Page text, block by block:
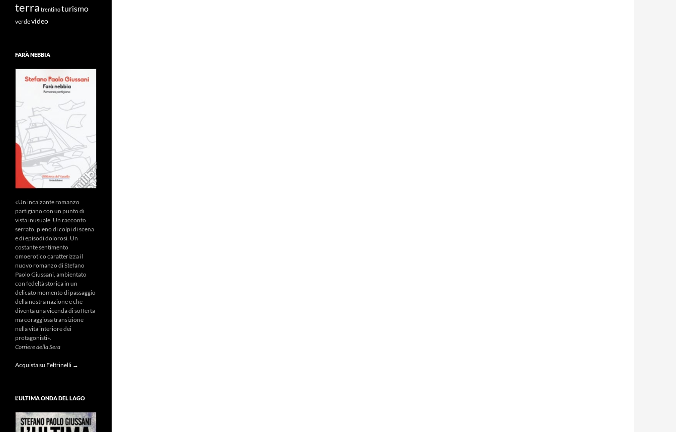
terra trentinoturismo
verdevideo
FARÀ NEBBIA
«Un incalzante romanzo
partigiano con un punto di
vista inusuale. Un racconto
serrato, pieno di colpi di scena
e di episodi dolorosi. Un
costante sentimento
omoerotico caratterizza il
nuovo romanzo di Stefano
Paolo Giussani, ambientato
con fedeltà storica in un
delicato momento di passaggio
della nostra nazione e che
diventa una vicenda di sofferta
ma coraggiosa transizione
nella vita interiore dei
protagonisti».
Corriere della Sera
Acquista su Feltrinelli →
L’ULTIMA ONDA DEL LAGO